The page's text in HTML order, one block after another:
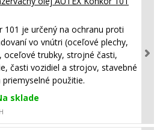
101 je určený na ochranu proti
vo vnútri (oceľové plechy,
oceľové trubky, strojné časti,
časti vozidiel a strojov, stavebné
použitie.
sklade